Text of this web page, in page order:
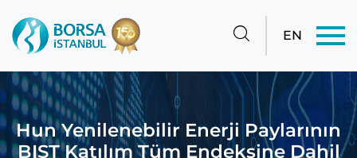
EN
Hun Yenilenebilir Enerji Paylarının
BIST Katılım Tüm Endeksine Dahil